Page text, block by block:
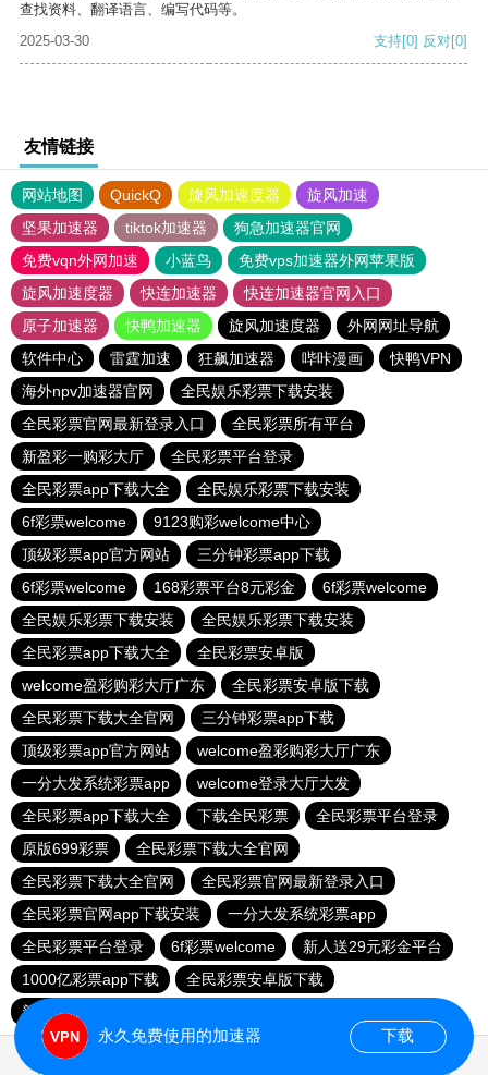
查找资料、翻译语言、编写代码等。
2025-03-30
支持[0] 反对[0]
友情链接
网站地图 QuickQ 旋风加速度器
旋风加速
坚果加速器
tiktok加速器
狗急加速器官网
免费vqn外网加速
小蓝鸟
免费vps加速器外网苹果版
旋风加速度器
快连加速器
快连加速器官网入口
原子加速器
快鸭加速器 旋风加速度器
外网网址导航
软件中心
雷霆加速 狂飙加速器 哔咔漫画
快鸭VPN
海外npv加速器官网
全民娱乐彩票下载安装
全民彩票官网最新登录入口
全民彩票所有平台
新盈彩一购彩大厅
全民彩票平台登录
全民彩票app下载大全
全民娱乐彩票下载安装
6f彩票welcome
9123购彩welcome中心
顶级彩票app官方网站
三分钟彩票app下载
6f彩票welcome
168彩票平台8元彩金
6f彩票welcome
全民娱乐彩票下载安装
全民娱乐彩票下载安装
全民彩票app下载大全
全民彩票安卓版
welcome盈彩购彩大厅广东
全民彩票安卓版下载
全民彩票下载大全官网
三分钟彩票app下载
顶级彩票app官方网站
welcome盈彩购彩大厅广东
一分大发系统彩票app
welcome登录大厅大发
全民彩票app下载大全
下载全民彩票
全民彩票平台登录
原版699彩票
全民彩票下载大全官网
全民彩票下载大全官网
全民彩票官网最新登录入口
全民彩票官网app下载安装
一分大发系统彩票app
全民彩票平台登录
6f彩票welcome
新人送29元彩金平台
1000亿彩票app下载
全民彩票安卓版下载
新人送29元彩金平台
永久免费使用的加速器 下载